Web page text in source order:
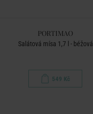
PORTIMAO
Salátová mísa 1,7 l - béžová
549 Kč